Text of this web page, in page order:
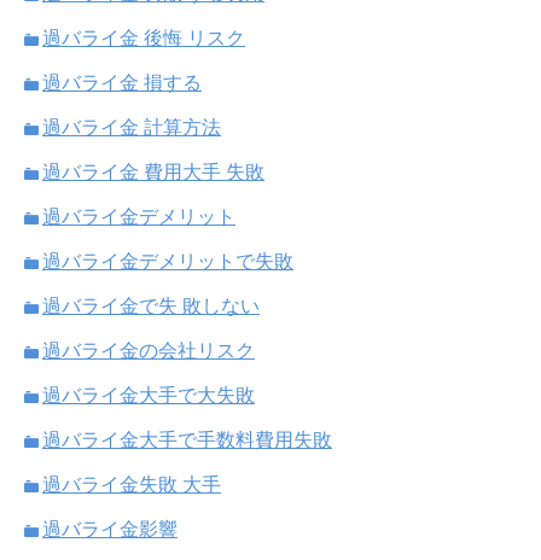
過バライ金 後悔 リスク
過バライ金 損する
過バライ金 計算方法
過バライ金 費用大手 失敗
過バライ金デメリット
過バライ金デメリットで失敗
過バライ金で失 敗しない
過バライ金の会社リスク
過バライ金大手で大失敗
過バライ金大手で手数料費用失敗
過バライ金失敗 大手
過バライ金影響